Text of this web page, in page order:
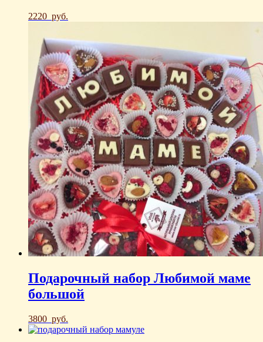
2220 руб.
Подарочный набор Любимой маме
большой
3800 руб.